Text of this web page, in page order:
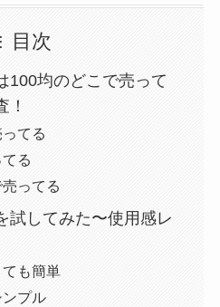
目次
100均のどこで売って
！
てる
る
ってる
試してみた〜使用感レ
も簡単
プル